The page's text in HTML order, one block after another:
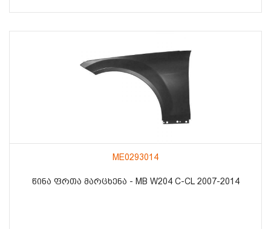
ME0293014
ᲬᲘᲜᲐ ᲤᲠᲗᲐ ᲛᲐᲠᲪᲮᲔᲜᲐ - MB W204 C-CL 2007-2014